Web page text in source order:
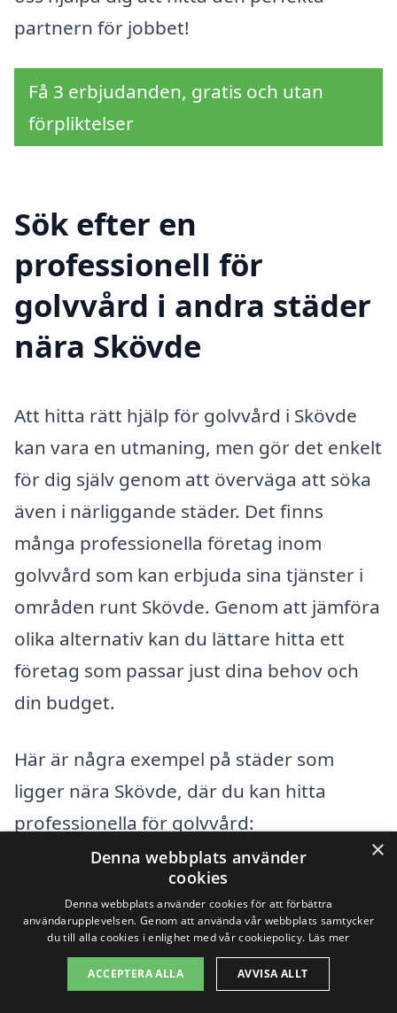
partnern för jobbet!
Få 3 erbjudanden, gratis och utan
förpliktelser
Sök efter en
professionell för
golvvård i andra städer
nära Skövde
Att hitta rätt hjälp för golvvård i Skövde
kan vara en utmaning, men gör det enkelt
för dig själv genom att överväga att söka
även i närliggande städer. Det finns
många professionella företag inom
golvvård som kan erbjuda sina tjänster i
områden runt Skövde. Genom att jämföra
olika alternativ kan du lättare hitta ett
företag som passar just dina behov och
din budget.
Här är några exempel på städer som
ligger nära Skövde, där du kan hitta
professionella för golvvård:
Hjo
Gullspång
×
Denna webbplats använder
cookies
Denna webbplats använder cookies för att förbättra
användarupplevelsen. Genom att använda vår webbplats samtycker
du till alla cookies i enlighet med vår cookiepolicy. Läs mer
ACCEPTERA ALLA AVVISA ALLT